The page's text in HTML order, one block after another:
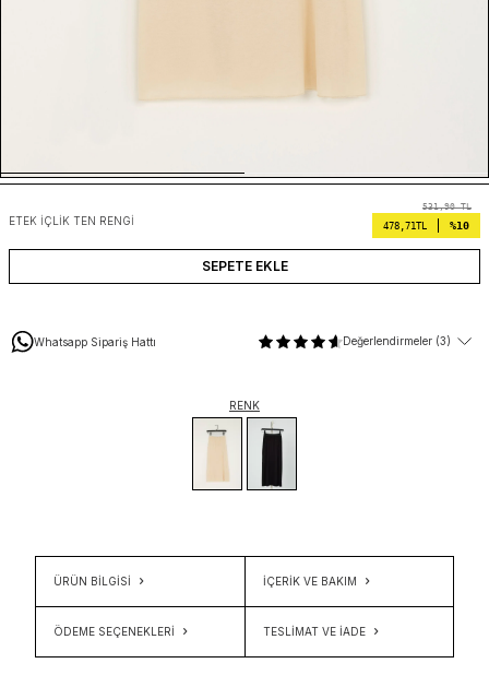
ETEK İÇLIK TEN RENGI
531,90TL
478,71 TL %10
SEPETE EKLE
Whatsapp Sipariş Hattı Değerlendirmeler (3)
RENK
ÜRÜN BİLGİSİ İÇERIK VE BAKIM
ÖDEME SEÇENEKLERI TESLIMAT VE İADE